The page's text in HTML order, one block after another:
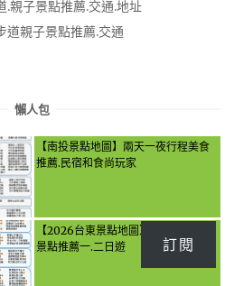
.親子景點推薦.交通.地址
道親子景點推薦.交通
懶人包
【南投景點地圖】兩天一夜行程美食
推薦.民宿和食尚玩家
【2026台東景點地圖】台東最夯旅遊
景點推薦一.二日遊
訂閱